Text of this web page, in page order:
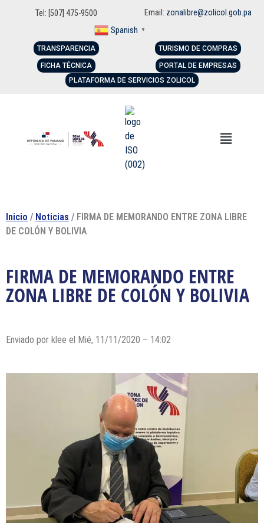
Tel: [507] 475-9500 Email: zonalibre@zolicol.gob.pa
Spanish ▼
TRANSPARENCIA
FICHA TÉCNICA
TURISMO DE COMPRAS
PORTAL DE EMPRESAS
PLATAFORMA DE SERVICIOS ZOLICOL
Inicio / Noticias / FIRMA DE MEMORANDO ENTRE ZONA LIBRE
DE COLÓN Y BOLIVIA
FIRMA DE MEMORANDO ENTRE
ZONA LIBRE DE COLÓN Y BOLIVIA
Enviado por klee el Mié, 11/11/2020 – 14:02